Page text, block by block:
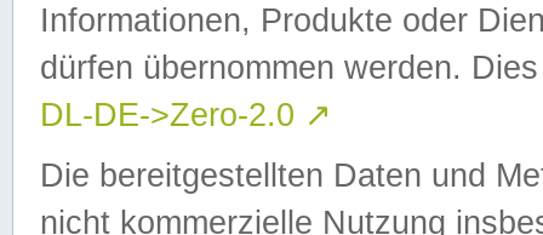
Informationen, Produkte oder
dürfen übernommen werden.
DL-DE->Zero-2.0 ↗
Die bereitgestellten Daten und
nicht kommerzielle Nutzung